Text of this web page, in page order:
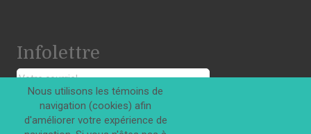
Infolettre
S'INSCRIRE
Nous utilisons les témoins de
navigation (cookies) afin
d'améliorer votre expérience de